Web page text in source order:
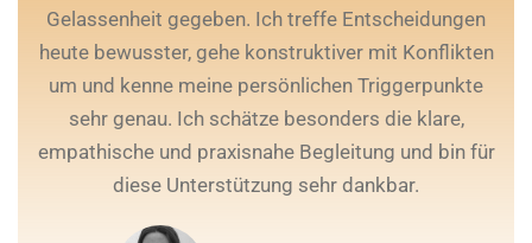
Gelassenheit gegeben. Ich treffe Entscheidungen
heute bewusster, gehe konstruktiver mit Konflikten
um und kenne meine persönlichen Triggerpunkte
sehr genau. Ich schätze besonders die klare,
empathische und praxisnahe Begleitung und bin für
diese Unterstützung sehr dankbar.